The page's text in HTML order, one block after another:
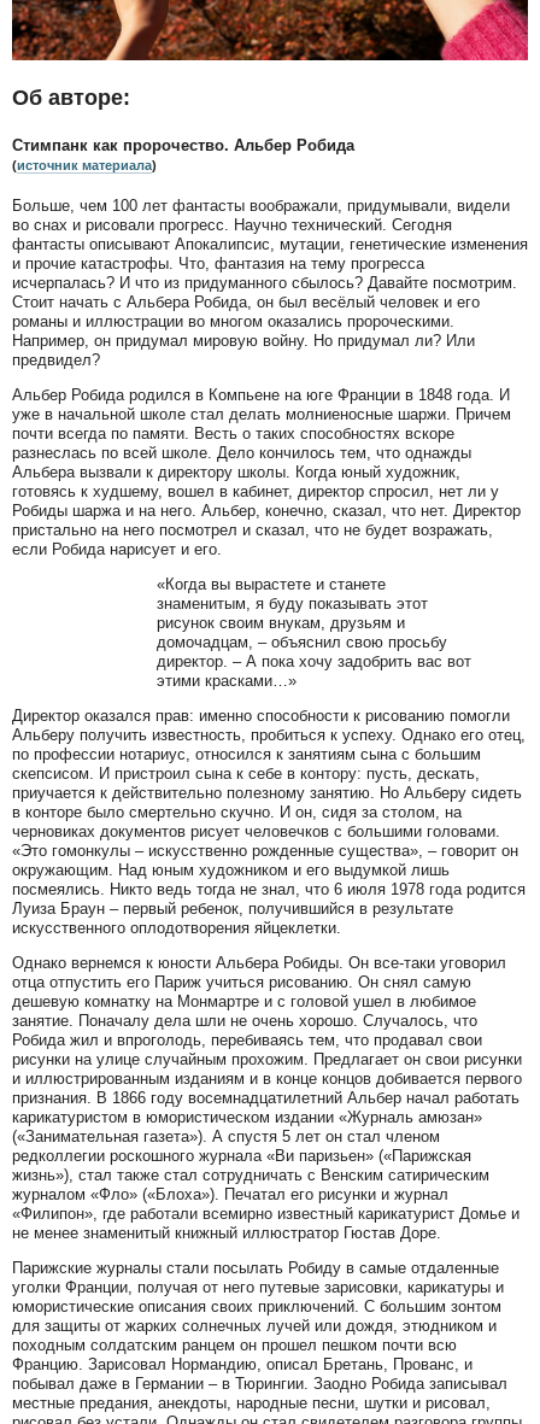
Об авторе:
Стимпанк как пророчество. Альбер Робида
(источник материала)
Больше, чем 100 лет фантасты воображали, придумывали, видели
во снах и рисовали прогресс. Научно технический. Сегодня
фантасты описывают Апокалипсис, мутации, генетические изменения
и прочие катастрофы. Что, фантазия на тему прогресса
исчерпалась? И что из придуманного сбылось? Давайте посмотрим.
Стоит начать с Альбера Робида, он был весёлый человек и его
романы и иллюстрации во многом оказались пророческими.
Например, он придумал мировую войну. Но придумал ли? Или
предвидел?
Альбер Робида родился в Компьене на юге Франции в 1848 года. И
уже в начальной школе стал делать молниеносные шаржи. Причем
почти всегда по памяти. Весть о таких способностях вскоре
разнеслась по всей школе. Дело кончилось тем, что однажды
Альбера вызвали к директору школы. Когда юный художник,
готовясь к худшему, вошел в кабинет, директор спросил, нет ли у
Робиды шаржа и на него. Альбер, конечно, сказал, что нет. Директор
пристально на него посмотрел и сказал, что не будет возражать,
если Робида нарисует и его.
«Когда вы вырастете и станете
знаменитым, я буду показывать этот
рисунок своим внукам, друзьям и
домочадцам, – объяснил свою просьбу
директор. – А пока хочу задобрить вас вот
этими красками…»
Директор оказался прав: именно способности к рисованию помогли
Альберу получить известность, пробиться к успеху. Однако его отец,
по профессии нотариус, относился к занятиям сына с большим
скепсисом. И пристроил сына к себе в контору: пусть, дескать,
приучается к действительно полезному занятию. Но Альберу сидеть
в конторе было смертельно скучно. И он, сидя за столом, на
черновиках документов рисует человечков с большими головами.
«Это гомонкулы – искусственно рожденные существа», – говорит он
окружающим. Над юным художником и его выдумкой лишь
посмеялись. Никто ведь тогда не знал, что 6 июля 1978 года родится
Луиза Браун – первый ребенок, получившийся в результате
искусственного оплодотворения яйцеклетки.
Однако вернемся к юности Альбера Робиды. Он все-таки уговорил
отца отпустить его Париж учиться рисованию. Он снял самую
дешевую комнатку на Монмартре и с головой ушел в любимое
занятие. Поначалу дела шли не очень хорошо. Случалось, что
Робида жил и впроголодь, перебиваясь тем, что продавал свои
рисунки на улице случайным прохожим. Предлагает он свои рисунки
и иллюстрированным изданиям и в конце концов добивается первого
признания. В 1866 году восемнадцатилетний Альбер начал работать
карикатуристом в юмористическом издании «Журналь амюзан»
(«Занимательная газета»). А спустя 5 лет он стал членом
редколлегии роскошного журнала «Ви паризьен» («Парижская
жизнь»), стал также стал сотрудничать с Венским сатирическим
журналом «Фло» («Блоха»). Печатал его рисунки и журнал
«Филипон», где работали всемирно известный карикатурист Домье и
не менее знаменитый книжный иллюстратор Гюстав Доре.
Парижские журналы стали посылать Робиду в самые отдаленные
уголки Франции, получая от него путевые зарисовки, карикатуры и
юмористические описания своих приключений. С большим зонтом
для защиты от жарких солнечных лучей или дождя, этюдником и
походным солдатским ранцем он прошел пешком почти всю
Францию. Зарисовал Нормандию, описал Бретань, Прованс, и
побывал даже в Германии – в Тюрингии. Заодно Робида записывал
местные предания, анекдоты, народные песни, шутки и рисовал,